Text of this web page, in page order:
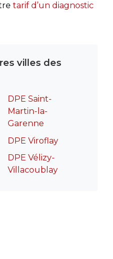
tarif d’un diagnostic
villes des
DPE Saint-
Martin-la-
Garenne
DPE Viroflay
DPE Vélizy-
Villacoublay